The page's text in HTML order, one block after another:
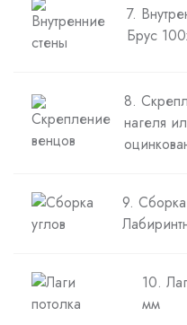
7.
Брус
8.
нагеля
9.
10.
мм